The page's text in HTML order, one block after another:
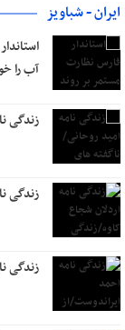
ایران - شباویز
آب را
زندگی
زندگی
زندگی